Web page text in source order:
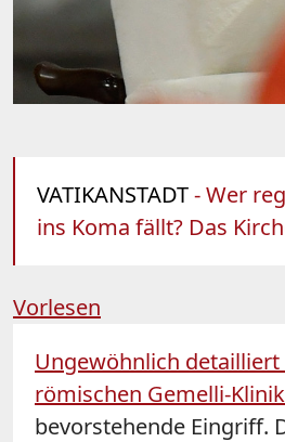
VATIKANSTADT- Wer
ins Koma fällt? Das
Vorlesen
Ungewöhnlich
römischen Gemelli-
bevorstehende Eingriff.